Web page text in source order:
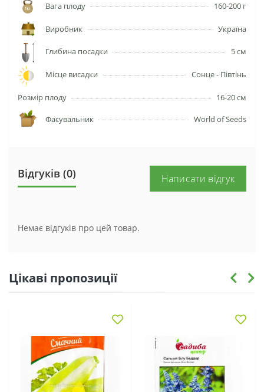
Вага плоду 160-200 г
Виробник Україна
Глибина посадки 5 см
Місце висадки Сонце - Півтінь
Розмір плоду 16-20 см
Фасувальник World of Seeds
Відгуків (0) Написати відгук
Немає відгуків про цей товар.
Цікаві пропозиції